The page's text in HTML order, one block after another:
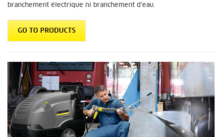
branchement électrique ni branchement d’eau.
GO TO PRODUCTS